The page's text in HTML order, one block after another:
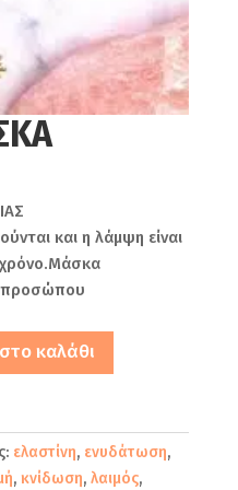
και η λάμψη είναι
χρόνο.Μάσκα
καλάθι
ελαστίνη, ενυδάτωση,
, κνίδωση, λαιμός,